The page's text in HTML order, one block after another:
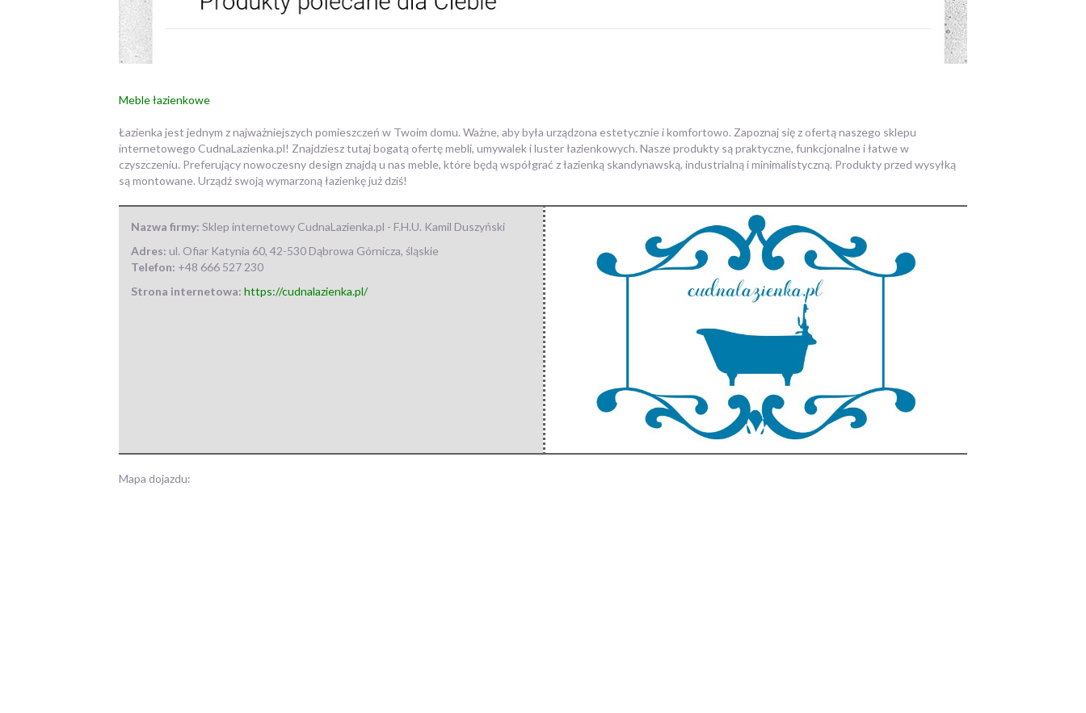
Meble łazienkowe
Łazienka jest jednym z najważniejszych pomieszczeń w Twoim domu. Ważne, aby była urządzona estetycznie i komfortowo. Zapoznaj się z ofertą naszego sklepu
internetowego CudnaLazienka.pl! Znajdziesz tutaj bogatą ofertę mebli, umywalek i luster łazienkowych. Nasze produkty są praktyczne, funkcjonalne i łatwe w
czyszczeniu. Preferujący nowoczesny design znajdą u nas meble, które będą współgrać z łazienką skandynawską, industrialną i minimalistyczną. Produkty przed wysyłką
są montowane. Urządź swoją wymarzoną łazienkę już dziś!
Nazwa firmy: Sklep internetowy CudnaLazienka.pl - F.H.U. Kamil Duszyński
Adres: ul. Ofiar Katynia 60, 42-530 Dąbrowa Górnicza, śląskie
Telefon: +48 666 527 230
Strona internetowa: https://cudnalazienka.pl/
Mapa dojazdu: